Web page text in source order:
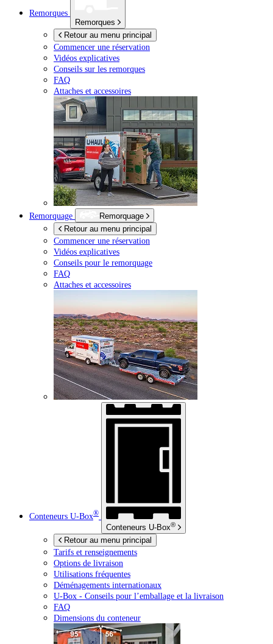
Remorques
Remorques
Retour au menu principal
Commencer une réservation
Vidéos explicatives
Conseils sur les remorques
FAQ
Attaches et accessoires
Remorquage
Remorquage
Retour au menu principal
Commencer une réservation
Vidéos explicatives
Conseils pour le remorquage
FAQ
Attaches et accessoires
Conteneurs U-Box®
Conteneurs U-Box®
Retour au menu principal
Tarifs et renseignements
Options de livraison
Utilisations fréquentes
Déménagements internationaux
U-Box - Conseils pour l’emballage et la livraison
FAQ
Dimensions du conteneur